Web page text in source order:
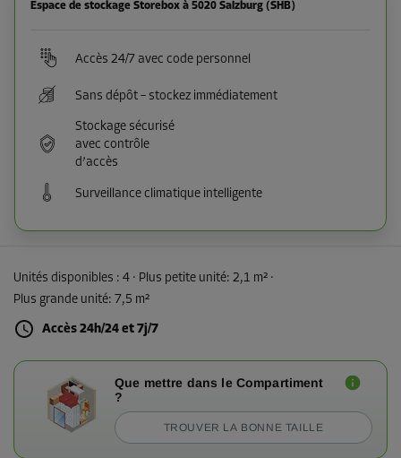
Espace de stockage Storebox à 5020 Salzburg (SHB)
Accès 24/7 avec code personnel
Sans dépôt – stockez immédiatement
Stockage sécurisé
avec contrôle
d’accès
Surveillance climatique intelligente
Unités disponibles : 4 · Plus petite unité: 2,1 m² ·
Plus grande unité: 7,5 m²
Accès 24h/24 et 7j/7
Que mettre dans le Compartiment
?
TROUVER LA BONNE TAILLE